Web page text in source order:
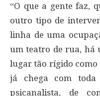
“O que a gente faz,
outro tipo de
linha de uma
um teatro de rua, há
lugar tão rígido como
já chega com
psicanalista, de